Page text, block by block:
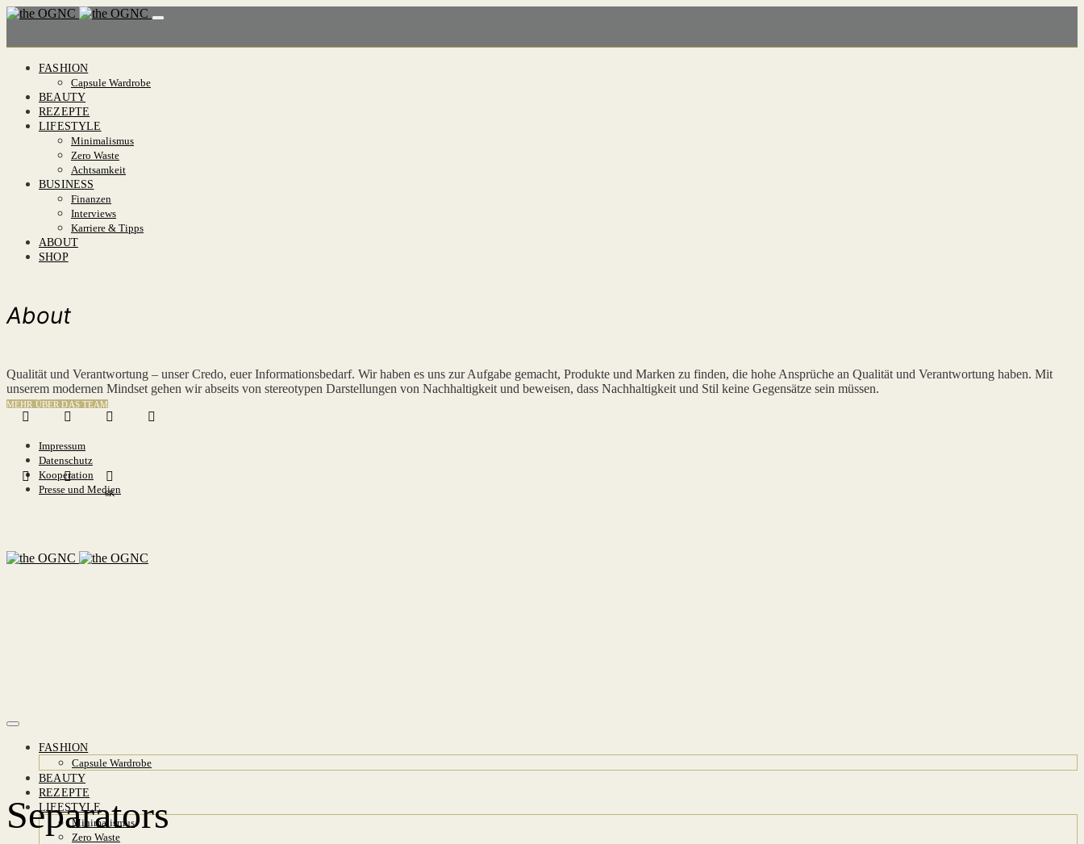
FASHION
Capsule Wardrobe
BEAUTY
REZEPTE
LIFESTYLE
Minimalismus
Zero Waste
Achtsamkeit
BUSINESS
Finanzen
Interviews
Karriere & Tipps
ABOUT
SHOP
About
Qualität und Verantwortung – unser Credo, euer Informationsbedarf. Wir haben es uns zur Aufgabe gemacht, Produkte und Marken zu finden, die hohe Ansprüche an Qualität und Verantwortung haben. Mit
unserem modernen Mindset gehen wir abseits von stereotypen Darstellungen von Nachhaltigkeit und beweisen, dass Nachhaltigkeit und Stil keine Gegensätze sein müssen.
MEHR ÜBER DAS TEAM
Impressum
Datenschutz
Kooperation
Presse und Medien
6K
FASHION
Capsule Wardrobe
BEAUTY
REZEPTE
LIFESTYLE
Minimalismus
Zero Waste
Separators